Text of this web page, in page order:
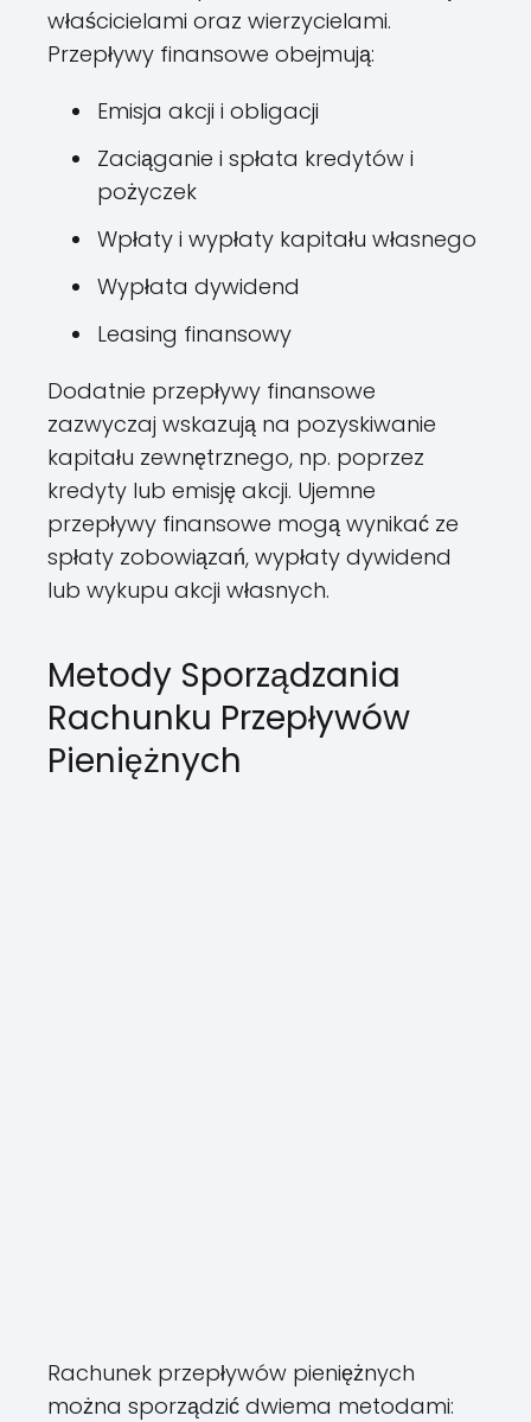
właścicielami oraz wierzycielami.
Przepływy finansowe obejmują:
Emisja akcji i obligacji
Zaciąganie i spłata kredytów i
pożyczek
Wpłaty i wypłaty kapitału własnego
Wypłata dywidend
Leasing finansowy
Dodatnie przepływy finansowe
zazwyczaj wskazują na pozyskiwanie
kapitału zewnętrznego, np. poprzez
kredyty lub emisję akcji. Ujemne
przepływy finansowe mogą wynikać ze
spłaty zobowiązań, wypłaty dywidend
lub wykupu akcji własnych.
Metody Sporządzania
Rachunku Przepływów
Pieniężnych
Rachunek przepływów pieniężnych
można sporządzić dwiema metodami: